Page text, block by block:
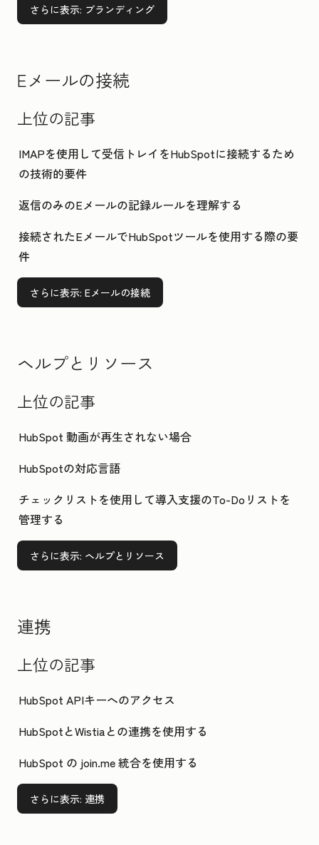
さらに表示: ブランディング
Eメールの接続
上位の記事
IMAPを使用して受信トレイをHubSpotに接続するため
の技術的要件
返信のみのEメールの記録ルールを理解する
接続されたEメールでHubSpotツールを使用する際の要
件
さらに表示: Eメールの接続
ヘルプとリソース
上位の記事
HubSpot 動画が再生されない場合
HubSpotの対応言語
チェックリストを使用して導入支援のTo-Doリストを
管理する
さらに表示: ヘルプとリソース
連携
上位の記事
HubSpot APIキーへのアクセス
HubSpotとWistiaとの連携を使用する
HubSpot の join.me 統合を使用する
さらに表示: 連携